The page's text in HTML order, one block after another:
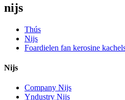
nijs
Thús
Nijs
Foardielen fan kerosine
Nijs
Company Nijs
Yndustry Nijs